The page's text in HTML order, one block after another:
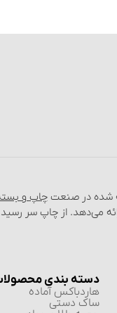
شده در صنعتچاپ و
می‌دهد. از چاپ سر
دسته بندی
هاردباکس آماده
ساک دستی